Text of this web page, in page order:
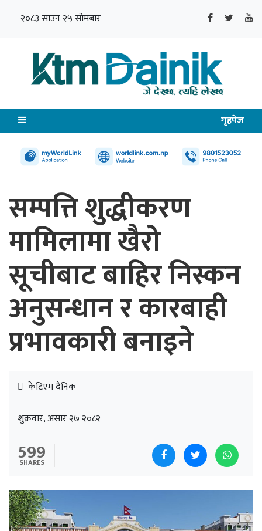
२०८३ साउन २५ सोमबार
गृहपेज
सम्पत्ति शुद्धीकरण
मामिलामा खैरो
सूचीबाट बाहिर निस्कन
अनुसन्धान र कारबाही
प्रभावकारी बनाइने
केटिएम दैनिक
शुक्रवार, असार २७ २०८२
599
SHARES